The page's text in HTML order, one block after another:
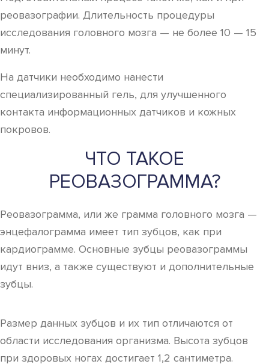
реовазографии. Длительность процедуры
исследования головного мозга — не более 10 — 15
минут.
На датчики необходимо нанести
специализированный гель, для улучшенного
контакта информационных датчиков и кожных
покровов.
ЧТО ТАКОЕ
РЕОВАЗОГРАММА?
Реовазограмма, или же грамма головного мозга —
энцефалограмма имеет тип зубцов, как при
кардиограмме. Основные зубцы реовазограммы
идут вниз, а также существуют и дополнительные
зубцы.
Размер данных зубцов и их тип отличаются от
области исследования организма. Высота зубцов
при здоровых ногах достигает 1,2 сантиметра.